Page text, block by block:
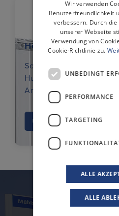
Hexalift
Schlanke, robuste und
Hubsäule fur industrielle
Anwendungen
ENTDECKEN SIE MEHR
Wir verwenden
Benutzerfreundlichkeit
verbessern. Durch
unserer Webseite
Verwendung von
Cookie-Richtlinie zu.
UNBEDINGT
PERFORMANCE
TARGETING
ALLE
ALLE